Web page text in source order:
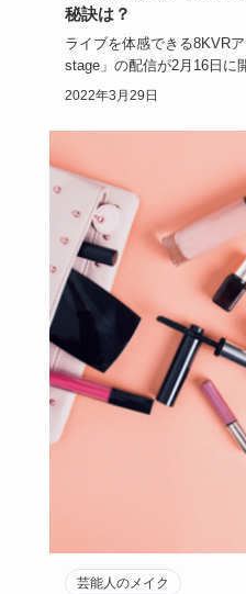
秘訣は？
ライブを体感できる8KVR
stage」の配信が2月16日に
2022年3月29日
芸能人のメイク